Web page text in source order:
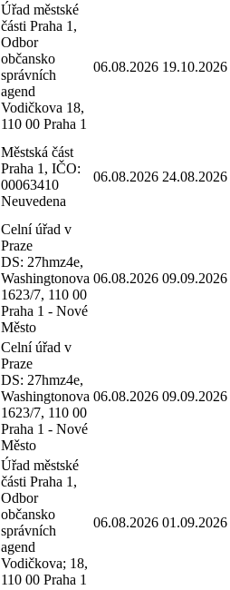
Úřad městské
části Praha 1,
Odbor
občansko
správních
agend
Vodičkova 18,
110 00 Praha 1
06.08.2026 19.10.2026
Městská část
Praha 1, IČO:
00063410
Neuvedena
06.08.2026 24.08.2026
Celní úřad v
Praze
DS: 27hmz4e,
Washingtonova
1623/7, 110 00
Praha 1 - Nové
Město
06.08.2026 09.09.2026
Celní úřad v
Praze
DS: 27hmz4e,
Washingtonova
1623/7, 110 00
Praha 1 - Nové
Město
06.08.2026 09.09.2026
Úřad městské
části Praha 1,
Odbor
občansko
správních
agend
Vodičkova; 18,
110 00 Praha 1
06.08.2026 01.09.2026